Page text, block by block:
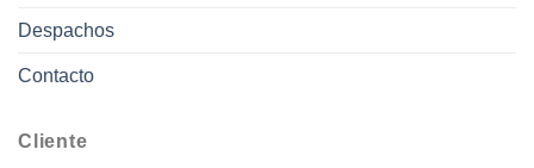
Despachos
Contacto
Cliente